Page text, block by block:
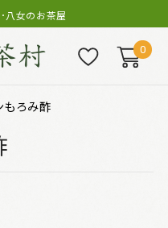
八女のお茶屋
0
もろみ酢